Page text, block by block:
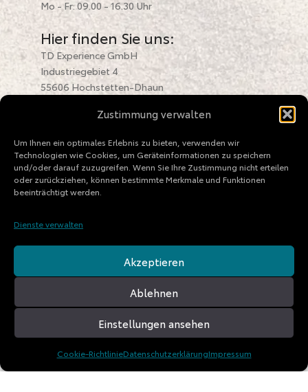
Zustimmung verwalten
Um Ihnen ein optimales Erlebnis zu bieten, verwenden wir
Technologien wie Cookies, um Geräteinformationen zu speichern
und/oder darauf zuzugreifen. Wenn Sie Ihre Zustimmung nicht erteilen
oder zurückziehen, können bestimmte Merkmale und Funktionen
beeinträchtigt werden.
Dienste verwalten
Akzeptieren
Ablehnen
Einstellungen ansehen
Cookie-RichtlinieDatenschutzerklärungImpressum
Allgemeine Geschäftsbedingungen
Widerruf
Impressum
Datenschutzerklärung
Hier finden Sie uns:
TD Experience GmbH
Industriegebiet 4
55606 Hochstetten-Dhaun
0) 6752 / 2864
E-Mail:offroad@td-experience.de
Mo - Fr: 09.00 - 16.30 Uhr